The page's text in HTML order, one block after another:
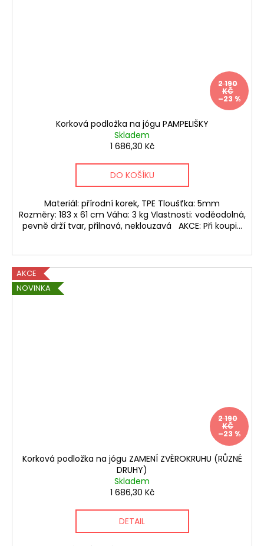
2 190
KČ
–23 %
Korková podložka na jógu PAMPELIŠKY
Skladem
1 686,30 Kč
DO KOŠÍKU
Materiál: přírodní korek, TPE Tloušťka: 5mm
Rozměry: 183 x 61 cm Váha: 3 kg Vlastnosti: voděodolná,
pevně drží tvar, přilnavá, neklouzavá AKCE: Při koupi...
AKCE
NOVINKA
2 190
KČ
–23 %
Korková podložka na jógu ZAMENÍ ZVĚROKRUHU (RŮZNÉ
DRUHY)
Skladem
1 686,30 Kč
DETAIL